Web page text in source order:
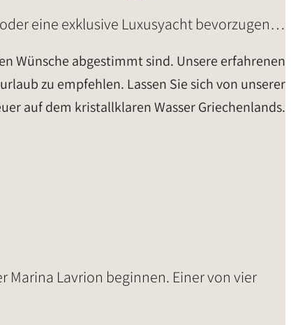
eine exklusive Luxusyacht bevorzugen…
Wünsche abgestimmt sind. Unsere erfahrenen
zu empfehlen. Lassen Sie sich von unserer
auf dem kristallklaren Wasser Griechenlands.
Marina Lavrion beginnen. Einer von vier